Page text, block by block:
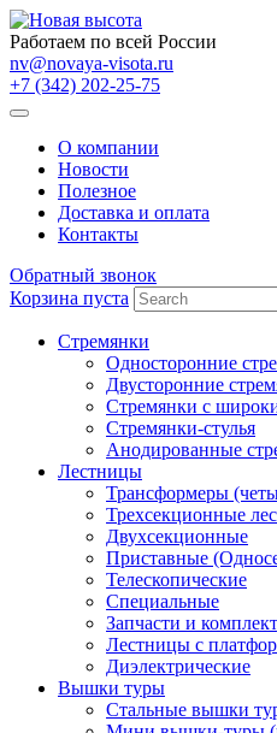
Работаем по всей России
nv@novaya-visota.ru
+7 (342) 202-25-75
О компании
Новости
Полезное
Доставка и оплата
Контакты
Обратный звонок
Корзина пуста
Стремянки
Односторонние
Двусторонние
Стремянки с
Стремянки-стулья
Анодированные
Лестницы
Трансформеры
Трехсекционные
Двухсекционные
Приставные
Телескопические
Специальные
Запчасти и
Лестницы с
Диэлектрические
Вышки туры
Стальные вышки